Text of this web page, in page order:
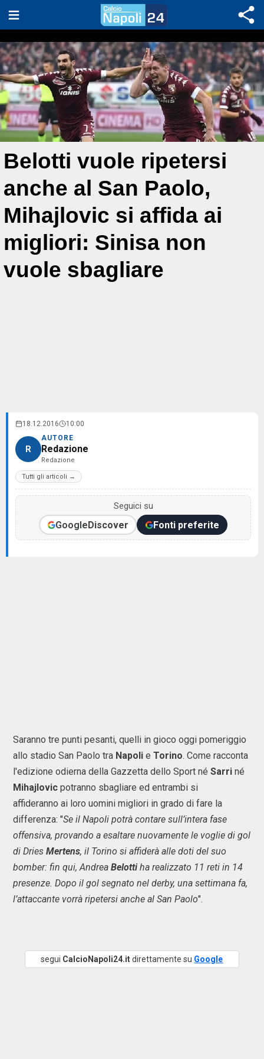
Belotti vuole ripetersi
anche al San Paolo,
Mihajlovic si affida ai
migliori: Sinisa non
vuole sbagliare
18.12.2016 10:00
R
AUTORE
Redazione
Redazione
Tutti gli articoli →
Seguici su
GoogleDiscover Fonti preferite
Saranno tre punti pesanti, quelli in gioco oggi pomeriggio
allo stadio San Paolo tra Napoli e Torino. Come racconta
l'edizione odierna della Gazzetta dello Sport né Sarri né
Mihajlovic potranno sbagliare ed entrambi si
affideranno ai loro uomini migliori in grado di fare la
differenza: "Se il Napoli potrà contare sull’intera fase
offensiva, provando a esaltare nuovamente le voglie di gol
di Dries Mertens, il Torino si affiderà alle doti del suo
bomber: fin qui, Andrea Belottiha realizzato 11 reti in 14
presenze. Dopo il gol segnato nel derby, una settimana fa,
l’attaccante vorrà ripetersi anche al San Paolo".
segui CalcioNapoli24.itdirettamente su Google